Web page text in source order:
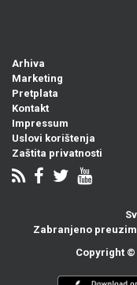
Arhiva
Marketing
Pretplata
Kontakt
Impressum
Uslovi korištenja
Zaštita privatnosti
Zabranjeno
Copyright ©